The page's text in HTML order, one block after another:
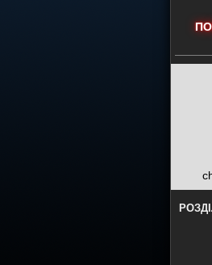
-